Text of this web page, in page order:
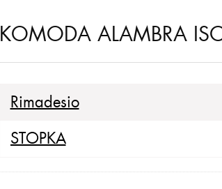
KOMODA ALAMBRA
Rimadesio
STOPKA